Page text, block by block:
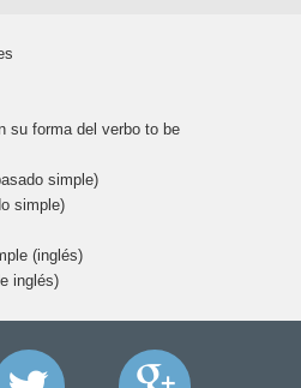
su forma del verbo to be
simple)
simple)
(inglés)
inglés)